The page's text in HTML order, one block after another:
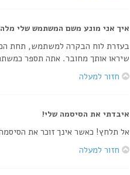
איך אני מונע משם המשתמש שלי
בעזרת לוח הבקרה למשתמש, תחת
שיראו אותך מחובר. אתה תספר
חזור למעלה
איבדתי את הסיסמה שלי!
אל תלחץ! כאשר אינך זוכר את
חזור למעלה